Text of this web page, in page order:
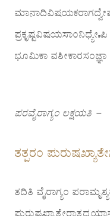
ಭೂಮಿಕಾ
ಪರವೈರಾಗ್ಯಂ ಲಕ್ಷಯತಿ –
ತತ್ಪರಂ
ತದಿತಿ ವೈರಾಗ್ಯಂ